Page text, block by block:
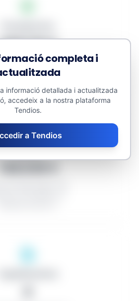
€
Adjudicat: 0 €
menors: 0 €
Mitjanes
completa i
informació detallada i actualitzada
accedeix a la nostra plataforma
Tendios.
a Tendios